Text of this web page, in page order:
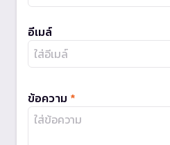
อีเมล์
ข้อความ *